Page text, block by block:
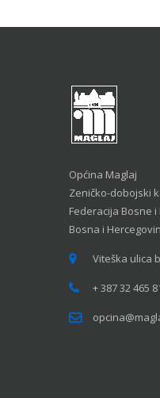
Općina Maglaj
Zeničko-dobojski
Federacija Bosne
Bosna i
Viteška ulica
+ 387 32 465